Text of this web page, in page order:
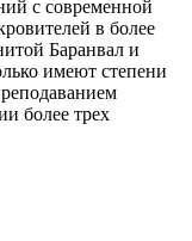
с современной
в более
Баранвал и
имеют степени
более трех